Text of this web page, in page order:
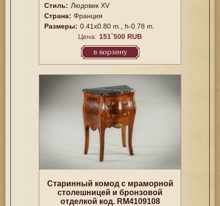
Стиль: Людовик XV
Страна: Франция
Размеры: 0.41x0.80 m., h-0.78 m.
Цена: 151`500 RUB
в корзину
Старинный комод с мраморной
столешницей и бронзовой
отделкой код. RM4109108